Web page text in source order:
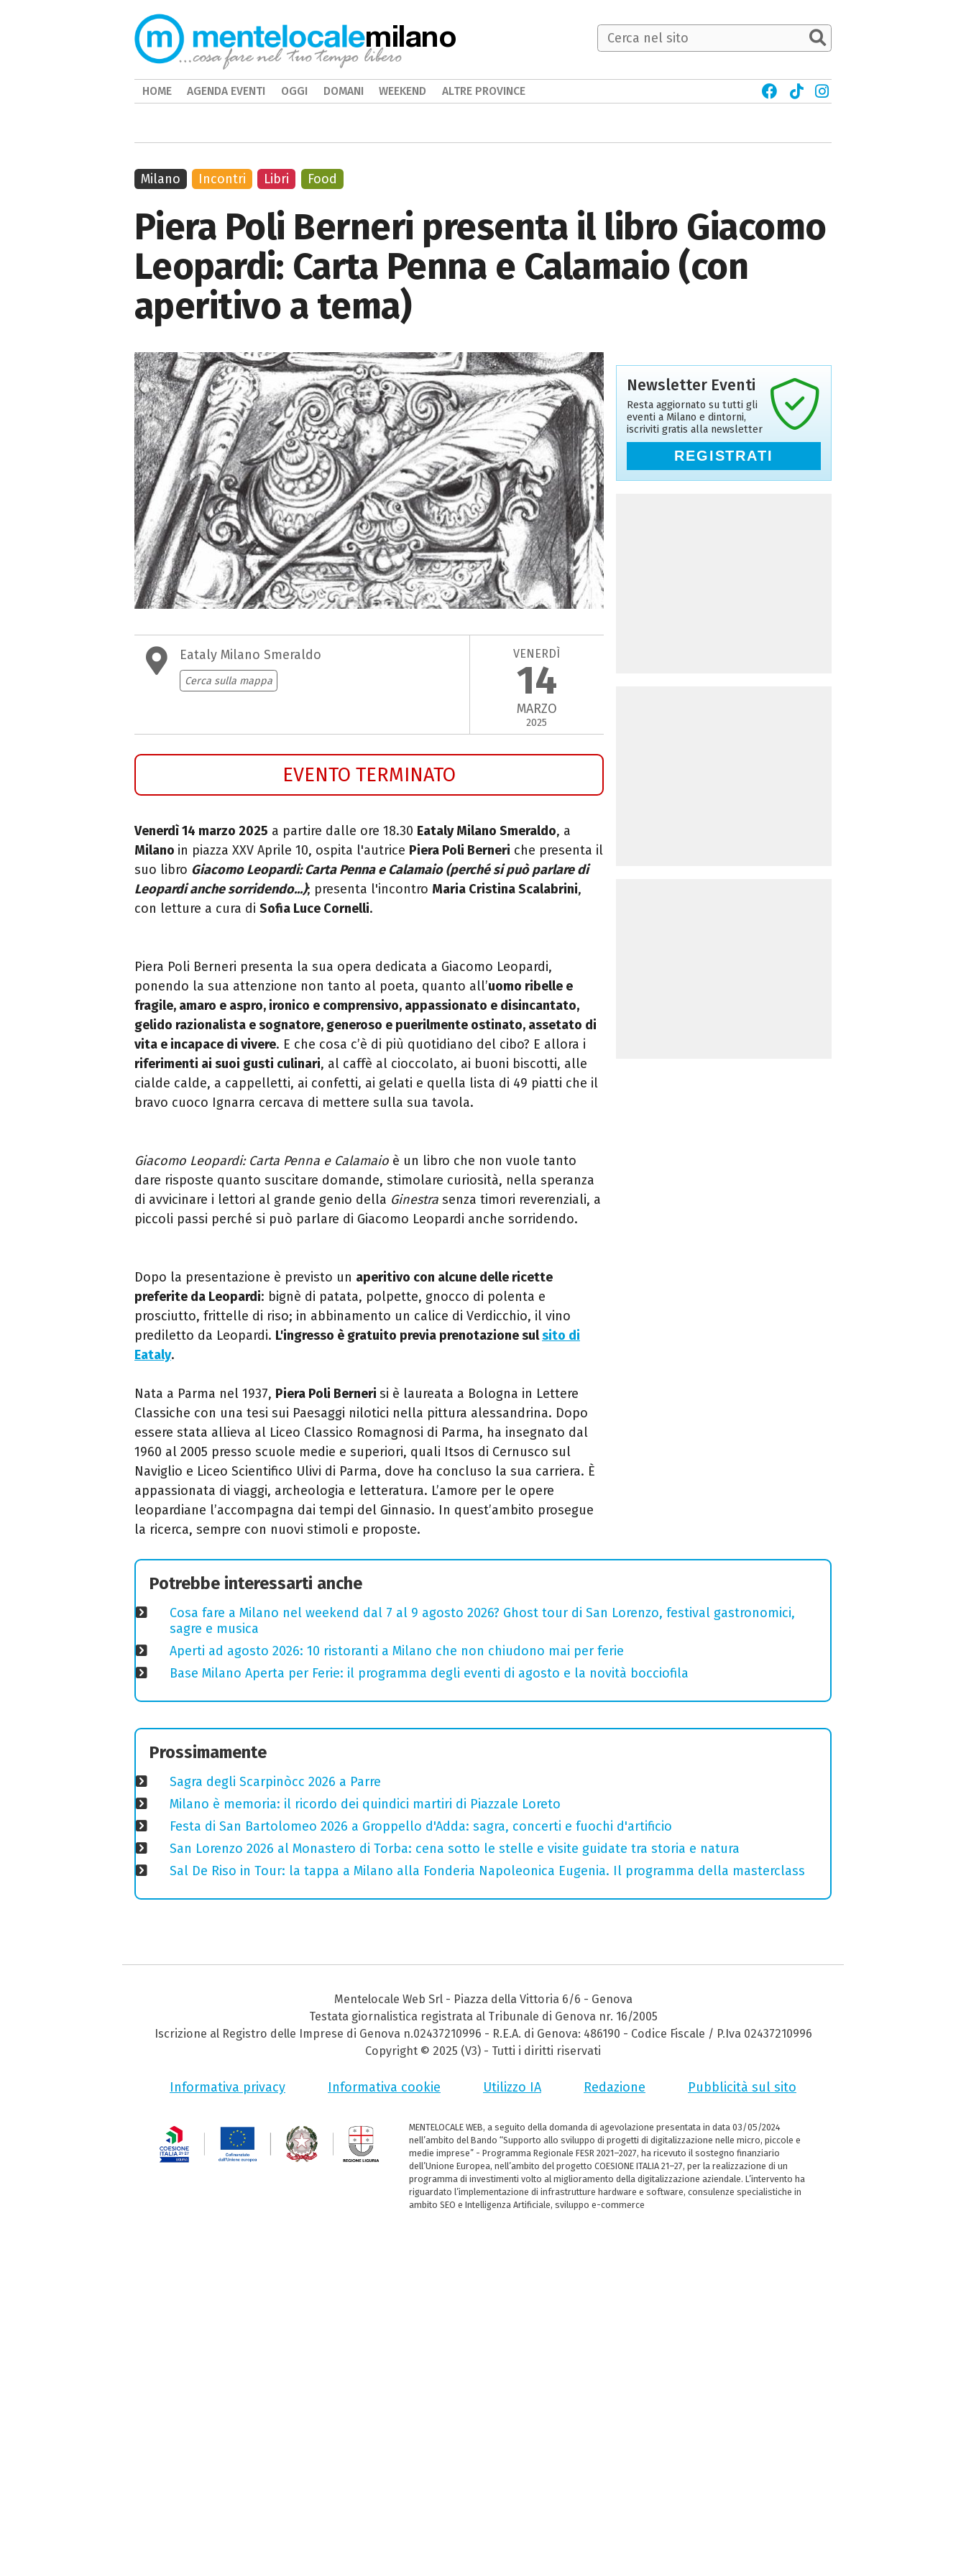
Piera Poli Berneri presenta il libro Giacomo
Leopardi: Carta Penna e Calamaio (con
aperitivo a tema)
Eataly Milano Smeraldo
Cerca sulla mappa
VENERDÌ
14
MARZO
2025
EVENTO TERMINATO
Venerdì 14 marzo 2025 a partire dalle ore 18.30 Eataly Milano Smeraldo, a
Milano in piazza XXV Aprile 10, ospita l'autrice Piera Poli Berneri che presenta il
suo libro Giacomo Leopardi: Carta Penna e Calamaio (perché si può parlare di
Leopardi anche sorridendo...); presenta l'incontro Maria Cristina Scalabrini,
con letture a cura di Sofia Luce Cornelli.
Piera Poli Berneri presenta la sua opera dedicata a Giacomo Leopardi,
ponendo la sua attenzione non tanto al poeta, quanto all’uomo ribelle e
fragile, amaro e aspro, ironico e comprensivo, appassionato e disincantato,
gelido razionalista e sognatore, generoso e puerilmente ostinato, assetato di
vita e incapace di vivere. E che cosa c’è di più quotidiano del cibo? E allora i
riferimenti ai suoi gusti culinari, al caffè al cioccolato, ai buoni biscotti, alle
cialde calde, a cappelletti, ai confetti, ai gelati e quella lista di 49 piatti che il
bravo cuoco Ignarra cercava di mettere sulla sua tavola.
Giacomo Leopardi: Carta Penna e Calamaio è un libro che non vuole tanto
dare risposte quanto suscitare domande, stimolare curiosità, nella speranza
di avvicinare i lettori al grande genio della Ginestra senza timori reverenziali, a
piccoli passi perché si può parlare di Giacomo Leopardi anche sorridendo.
Dopo la presentazione è previsto un aperitivo con alcune delle ricette
preferite da Leopardi: bignè di patata, polpette, gnocco di polenta e
prosciutto, frittelle di riso; in abbinamento un calice di Verdicchio, il vino
prediletto da Leopardi. L'ingresso è gratuito previa prenotazione sulsito di
Eataly.
Nata a Parma nel 1937, Piera Poli Berneri si è laureata a Bologna in Lettere
Classiche con una tesi sui Paesaggi nilotici nella pittura alessandrina. Dopo
essere stata allieva al Liceo Classico Romagnosi di Parma, ha insegnato dal
1960 al 2005 presso scuole medie e superiori, quali Itsos di Cernusco sul
Naviglio e Liceo Scientifico Ulivi di Parma, dove ha concluso la sua carriera. È
appassionata di viaggi, archeologia e letteratura. L’amore per le opere
leopardiane l’accompagna dai tempi del Ginnasio. In quest’ambito prosegue
la ricerca, sempre con nuovi stimoli e proposte.
Milano Incontri Libri Food
Newsletter Eventi
Resta aggiornato su tutti gli
eventi a Milano e dintorni,
iscriviti gratis alla newsletter
REGISTRATI
Potrebbe interessarti anche
Cosa fare a Milano nel weekend dal 7 al 9 agosto 2026? Ghost tour di San Lorenzo, festival gastronomici,
sagre e musica
Aperti ad agosto 2026: 10 ristoranti a Milano che non chiudono mai per ferie
Base Milano Aperta per Ferie: il programma degli eventi di agosto e la novità bocciofila
Prossimamente
Sagra degli Scarpinòcc 2026 a Parre
Milano è memoria: il ricordo dei quindici martiri di Piazzale Loreto
Festa di San Bartolomeo 2026 a Groppello d'Adda: sagra, concerti e fuochi d'artificio
San Lorenzo 2026 al Monastero di Torba: cena sotto le stelle e visite guidate tra storia e natura
Sal De Riso in Tour: la tappa a Milano alla Fonderia Napoleonica Eugenia. Il programma della masterclass
milano
HOME AGENDA EVENTI OGGI DOMANI WEEKEND ALTRE PROVINCE
Mentelocale Web Srl - Piazza della Vittoria 6/6 - Genova
Testata giornalistica registrata al Tribunale di Genova nr. 16/2005
Iscrizione al Registro delle Imprese di Genova n.02437210996 - R.E.A. di Genova: 486190 - Codice Fiscale / P.Iva 02437210996
Copyright © 2025 (V3) - Tutti i diritti riservati
Informativa privacy Informativa cookie Utilizzo IA Redazione Pubblicità sul sito
MENTELOCALE WEB, a seguito della domanda di agevolazione presentata in data 03/05/2024
nell’ambito del Bando “Supporto allo sviluppo di progetti di digitalizzazione nelle micro, piccole e
medie imprese” - Programma Regionale FESR 2021–2027, ha ricevuto il sostegno finanziario
dell’Unione Europea, nell’ambito del progetto COESIONE ITALIA 21–27, per la realizzazione di un
programma di investimenti volto al miglioramento della digitalizzazione aziendale. L’intervento ha
riguardato l’implementazione di infrastrutture hardware e software, consulenze specialistiche in
ambito SEO e Intelligenza Artificiale, sviluppo e-commerce